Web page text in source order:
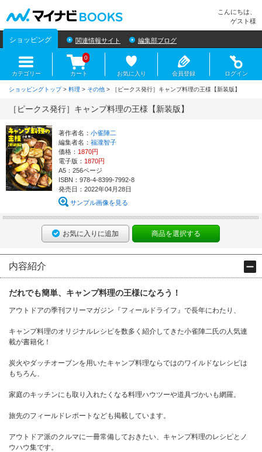
こんにちは、
ゲスト様
ショッピング 関連情報サイト 編集部ブログ
カテゴリー カート
0
お気に入り 会員登録 ログイン
ショッピングトップ> 料理 > その他 > ［ピークス発行］キャンプ料理の王様【新装版】
［ピークス発行］キャンプ料理の王様【新装版】
著作者名： 小雀陣二
編集者名： 福瀧智子
価格： 1870円
電子版： 1870円
A5：256ページ
ISBN：978-4-8399-7992-8
発売日：2022年04月28日
サンプル画像を見る
お気に入りに追加 商品を選択する
内容紹介
だれでも簡単、キャンプ料理の王様になろう！
アウトドアの季刊フリーマガジン『フィールドライフ』で長年にわたり、
キャンプ料理のオリジナルレシピを数多く紹介してきた小雀陣二氏の人気連
載が書籍化！
炭火やダッチオーブンを用いたキャンプ料理ならではのワイルドなレシピは
もちろん、
家庭のキッチンにも取り入れたくなる料理ハウツーや道具づかいも網羅。
旅先のフィールドレポートなども掲載しています。
アウトドア派のクルマに一冊常備しておきたい、キャンプ料理のレシピとノ
ウハウ集です。